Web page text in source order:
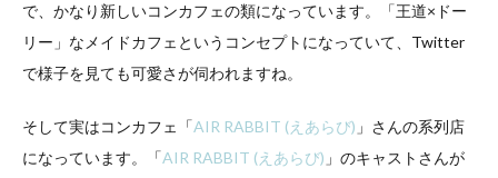
で、かなり新しいコンカフェの類になっています。「王道×ドー
リー」なメイドカフェというコンセプトになっていて、Twitter
で様子を見ても可愛さが伺われますね。
そして実はコンカフェ「AIR RABBIT (えあらび) 」さんの系列店
になっています。「AIR RABBIT (えあらび) 」のキャストさんが